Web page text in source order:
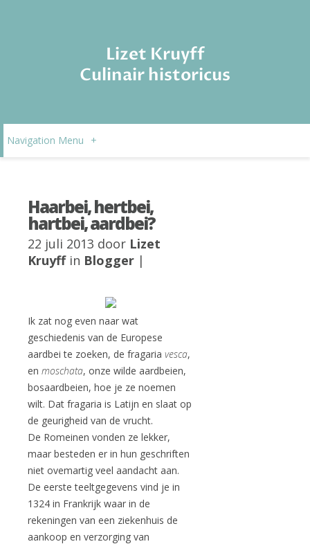
Lizet Kruyff
Culinair historicus
Navigation Menu +
Haarbei, hertbei,
hartbei, aardbei?
22 juli 2013 door Lizet
Kruyffin Blogger |
Ik zat nog even naar wat
geschiedenis van de Europese
aardbei te zoeken, de fragaria vesca,
en moschata, onze wilde aardbeien,
bosaardbeien, hoe je ze noemen
wilt. Dat fragaria is Latijn en slaat op
de geurigheid van de vrucht.
De Romeinen vonden ze lekker,
maar besteden er in hun geschriften
niet ovemartig veel aandacht aan.
De eerste teeltgegevens vind je in
1324 in Frankrijk waar in de
rekeningen van een ziekenhuis de
aankoop en verzorging van